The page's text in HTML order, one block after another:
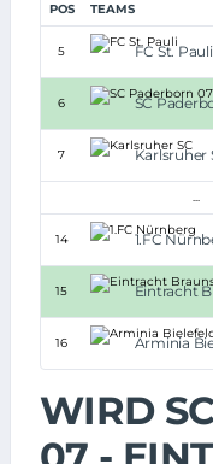
POS TEAMS
5 FC St. Pauli
6 SC
7 Karlsruher
...
14 1.FC
15 Eintracht
16 Arminia
WIRD